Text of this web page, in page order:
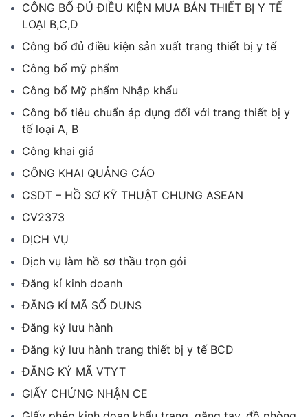
CÔNG BỐ ĐỦ ĐIỀU KIỆN MUA BÁN THIẾT BỊ Y TẾ
LOẠI B,C,D
Công bố đủ điều kiện sản xuất trang thiết bị y tế
Công bố mỹ phẩm
Công bố Mỹ phẩm Nhập khẩu
Công bố tiêu chuẩn áp dụng đối với trang thiết bị y
tế loại A, B
Công khai giá
CÔNG KHAI QUẢNG CÁO
CSDT – HỒ SƠ KỸ THUẬT CHUNG ASEAN
CV2373
DỊCH VỤ
Dịch vụ làm hồ sơ thầu trọn gói
Đăng kí kinh doanh
ĐĂNG KÍ MÃ SỐ DUNS
Đăng ký lưu hành
Đăng ký lưu hành trang thiết bị y tế BCD
ĐĂNG KÝ MÃ VTYT
GIẤY CHỨNG NHẬN CE